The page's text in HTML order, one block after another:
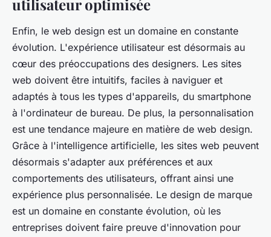
utilisateur optimisée
Enfin, le web design est un domaine en constante
évolution. L'expérience utilisateur est désormais au
cœur des préoccupations des designers. Les sites
web doivent être intuitifs, faciles à naviguer et
adaptés à tous les types d'appareils, du smartphone
à l'ordinateur de bureau. De plus, la personnalisation
est une tendance majeure en matière de web design.
Grâce à l'intelligence artificielle, les sites web peuvent
désormais s'adapter aux préférences et aux
comportements des utilisateurs, offrant ainsi une
expérience plus personnalisée. Le design de marque
est un domaine en constante évolution, où les
entreprises doivent faire preuve d'innovation pour